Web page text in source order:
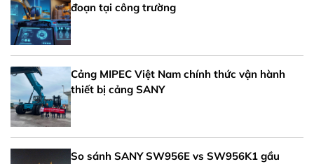
đoạn tại công trường
Cảng MIPEC Việt Nam chính thức vận hành
thiết bị cảng SANY
So sánh SANY SW956E vs SW956K1 gầu